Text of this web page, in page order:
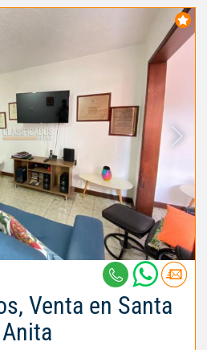
Venta en Santa
Anita